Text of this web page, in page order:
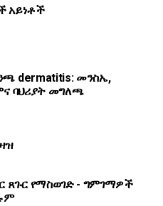
አይነቶች
dermatitis: መንስኤ,
ባህሪያት መግለጫ
ጸጉር የማስወገድ - ግምገማዎች